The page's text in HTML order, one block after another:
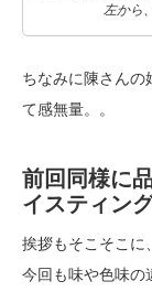
左から
ちなみに陳さんの
て感無量。。
前回同様に
イスティン
挨拶もそこそこに
今回も味や色味の